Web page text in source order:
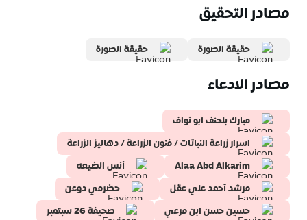
مصادر التحقيق
حقيقة الصورة حقيقة الصورة
مصادر الادعاء
مبارك بلحنف ابو نواف
اسرار زراعة النباتات / فنون الزراعة / دهاليز الزراعة
Alaa Abd Alkarim
أنس الضيعه
مرشد أحمد علي عقل
حضرمي دوعن
حسين حسن ابن مرعي
صحيفة 26 سبتمبر